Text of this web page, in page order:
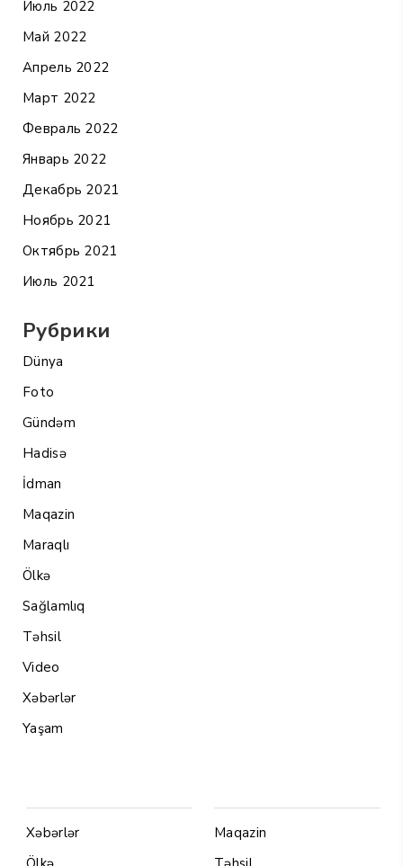
Июль 2022
Май 2022
Апрель 2022
Март 2022
Февраль 2022
Январь 2022
Декабрь 2021
Ноябрь 2021
Октябрь 2021
Июль 2021
Рубрики
Dünya
Foto
Gündəm
Hadisə
İdman
Maqazin
Maraqlı
Ölkə
Sağlamlıq
Təhsil
Video
Xəbərlər
Yaşam
Xəbərlər
Maqazin